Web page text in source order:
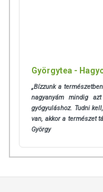
Györgytea -
„Bízzunk a
nagyanyám mindig
gyógyuláshoz. Tudni
van, akkor a természet
György